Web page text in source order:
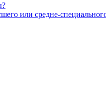
или средне-